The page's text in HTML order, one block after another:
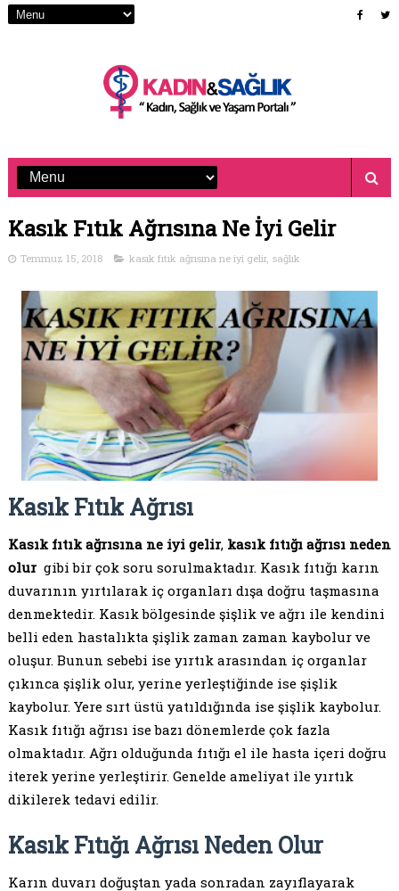
Kasık Fıtık Ağrısına Ne İyi Gelir
Temmuz 15, 2018 kasık fıtık ağrısına ne iyi gelir, sağlık
Kasık Fıtık Ağrısı
Kasık fıtık ağrısına ne iyi gelir, kasık fıtığı ağrısı neden
olurgibi bir çok soru sorulmaktadır. Kasık fıtığı karın
duvarının yırtılarak iç organları dışa doğru taşmasına
denmektedir. Kasık bölgesinde şişlik ve ağrı ile kendini
belli eden hastalıkta şişlik zaman zaman kaybolur ve
oluşur. Bunun sebebi ise yırtık arasından iç organlar
çıkınca şişlik olur, yerine yerleştiğinde ise şişlik
kaybolur. Yere sırt üstü yatıldığında ise şişlik kaybolur.
Kasık fıtığı ağrısı ise bazı dönemlerde çok fazla
olmaktadır. Ağrı olduğunda fıtığı el ile hasta içeri doğru
iterek yerine yerleştirir. Genelde ameliyat ile yırtık
dikilerek tedavi edilir.
Kasık Fıtığı Ağrısı Neden Olur
Karın duvarı doğuştan yada sonradan zayıflayarak